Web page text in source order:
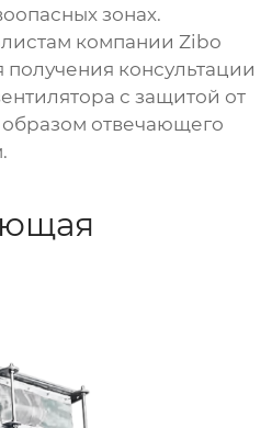
зонах.
компанииZibo
получения консультации
с защитой от
отвечающего